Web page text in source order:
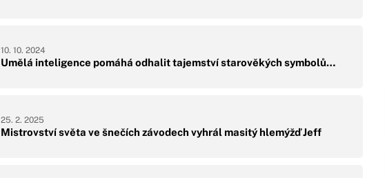
Umělá inteligence pomáhá odhalit tajemství starověkých symbolů…
10. 10. 2024
Mistrovství světa ve šnečích závodech vyhrál masitý hlemýžď Jeff
25. 2. 2025